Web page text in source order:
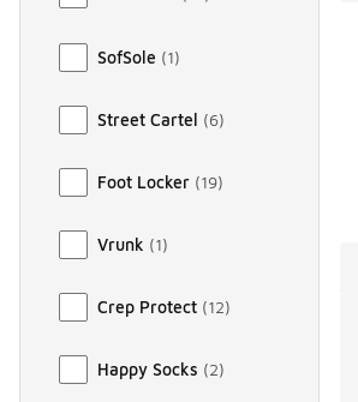
SofSole (1)
Street Cartel (6)
Foot Locker (19)
Vrunk (1)
Crep Protect (12)
Happy Socks (2)